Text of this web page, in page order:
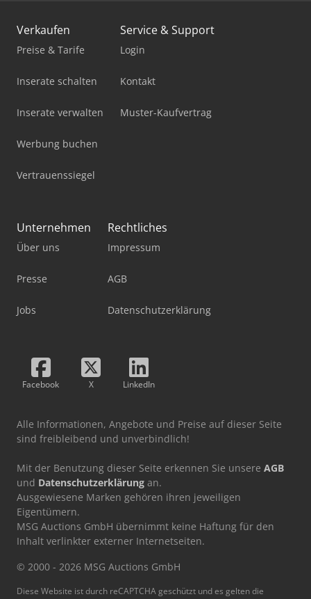
Verkaufen
Preise & Tarife
Inserate schalten
Inserate verwalten
Werbung buchen
Vertrauenssiegel
Service & Support
Login
Kontakt
Muster-Kaufvertrag
Unternehmen
Über uns
Presse
Jobs
Rechtliches
Impressum
AGB
Datenschutzerklärung
Facebook X LinkedIn
Alle Informationen, Angebote und Preise auf dieser Seite
sind freibleibend und unverbindlich!
Mit der Benutzung dieser Seite erkennen Sie unsere AGB
und Datenschutzerklärung an.
Ausgewiesene Marken gehören ihren jeweiligen
Eigentümern.
MSG Auctions GmbH übernimmt keine Haftung für den
Inhalt verlinkter externer Internetseiten.
© 2000 - 2026 MSG Auctions GmbH
Diese Website ist durch reCAPTCHA geschützt und es gelten die